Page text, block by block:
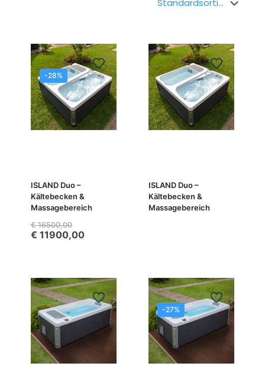
-28%
ISLAND Duo –
Kältebecken &
Massagebereich
€16500,00
€ 11900,00
ISLAND Duo –
Kältebecken &
Massagebereich
-27%